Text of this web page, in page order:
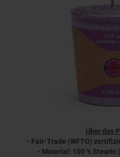
Über das
- Fair-Trade (WFTO)
- Material: 100 %